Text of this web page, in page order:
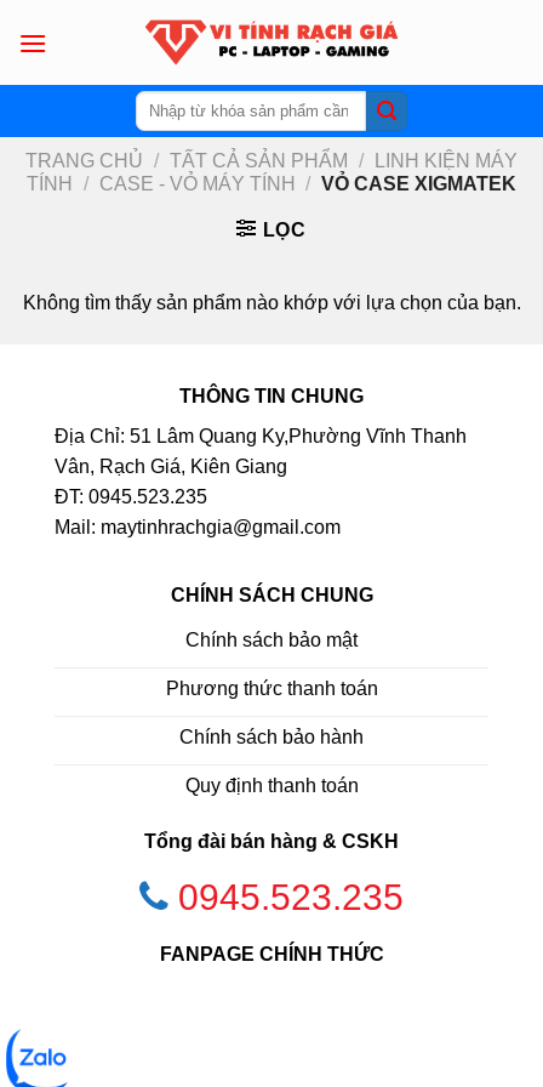
Tìm
kiếm:
TRANG CHỦ / TẤT CẢ SẢN PHẨM /
LINH KIỆN MÁY
TÍNH
/ CASE - VỎ MÁY TÍNH / VỎ CASE XIGMATEK
LỌC
Không tìm thấy sản phẩm nào khớp với lựa chọn của bạn.
THÔNG TIN CHUNG
Địa Chỉ: 51 Lâm Quang Ky,Phường Vĩnh Thanh
Vân, Rạch Giá, Kiên Giang
ĐT: 0945.523.235
Mail: maytinhrachgia@gmail.com
CHÍNH SÁCH CHUNG
Chính sách bảo mật
Phương thức thanh toán
Chính sách bảo hành
Quy định thanh toán
Tổng đài bán hàng & CSKH
0945.523.235
FANPAGE CHÍNH THỨC